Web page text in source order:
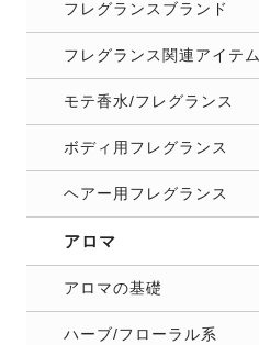
フレグランスブランド
フレグランス関連アイテム
モテ香水/フレグランス
ボディ用フレグランス
ヘアー用フレグランス
アロマ
アロマの基礎
ハーブ/フローラル系